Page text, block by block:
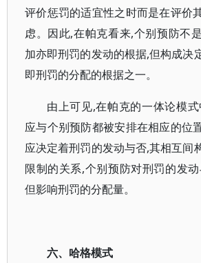
评价惩罚的适宜性之时而是在评价
虑。因此,在帕克看来,个别预防不
加亦即刑罚的发动的根据,但构成决
即刑罚的分配的根据之一。
由上可见,在帕克的一体论模
应与个别预防都被安排在相应的位
应决定着刑罚的发动与否,其相互间
限制的关系,个别预防对刑罚的发
但影响刑罚的分配量。
六、哈格模式